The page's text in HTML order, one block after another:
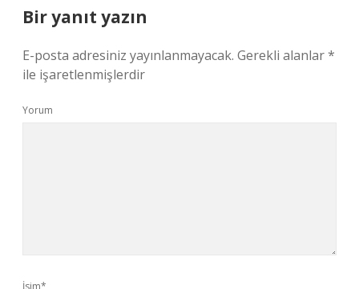
Bir yanıt yazın
E-posta adresiniz yayınlanmayacak. Gerekli alanlar*
ile işaretlenmişlerdir
Yorum
İsim*